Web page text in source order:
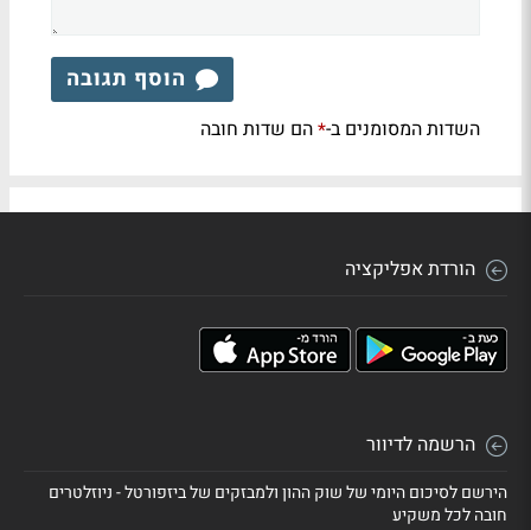
הוסף תגובה
השדות המסומנים ב-*הם שדות חובה
הורדת אפליקציה
הרשמה לדיוור
הירשם לסיכום היומי של שוק ההון ולמבזקים של ביזפורטל - ניוזלטרים
חובה לכל משקיע